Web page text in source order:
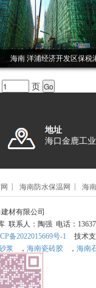
海南 洋浦经济开发区保税
页
地址
海口金鹿工
海南防水保温网 海
材有限公司
联系人：陶强 电话：
备2022015669号-1 技术
浆 ， 海南瓷砖胶 ， 海南